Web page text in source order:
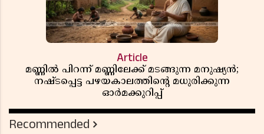
Article
മണ്ണിൽ പിറന്ന് മണ്ണിലേക്ക് മടങ്ങുന്ന മനുഷ്യൻ;
നഷ്ടപ്പെട്ട പഴയകാലത്തിൻ്റെ മധുരിക്കുന്ന
ഓർമക്കുറിപ്പ്
Recommended